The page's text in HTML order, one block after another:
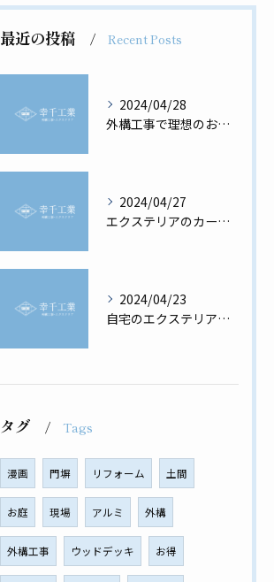
最近の投稿 Recent Posts
2024/04/28
外構工事で理想のお家を実現！
2024/04/27
エクステリアのカーポートの必要性と選び方
2024/04/23
自宅のエクステリアを最高に美しく
タグ Tags
漫画 門塀 リフォーム 土間
お庭 現場 アルミ 外構
外構工事 ウッドデッキ お得